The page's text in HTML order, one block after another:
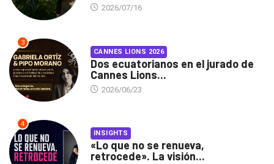
2026/07/16
3
CANNES LIONS 2026
Dos ecuatorianos en el jurado de
Cannes Lions...
2026/06/23
4
INSIGHTS
«Lo que no se renueva,
retrocede». La visión...